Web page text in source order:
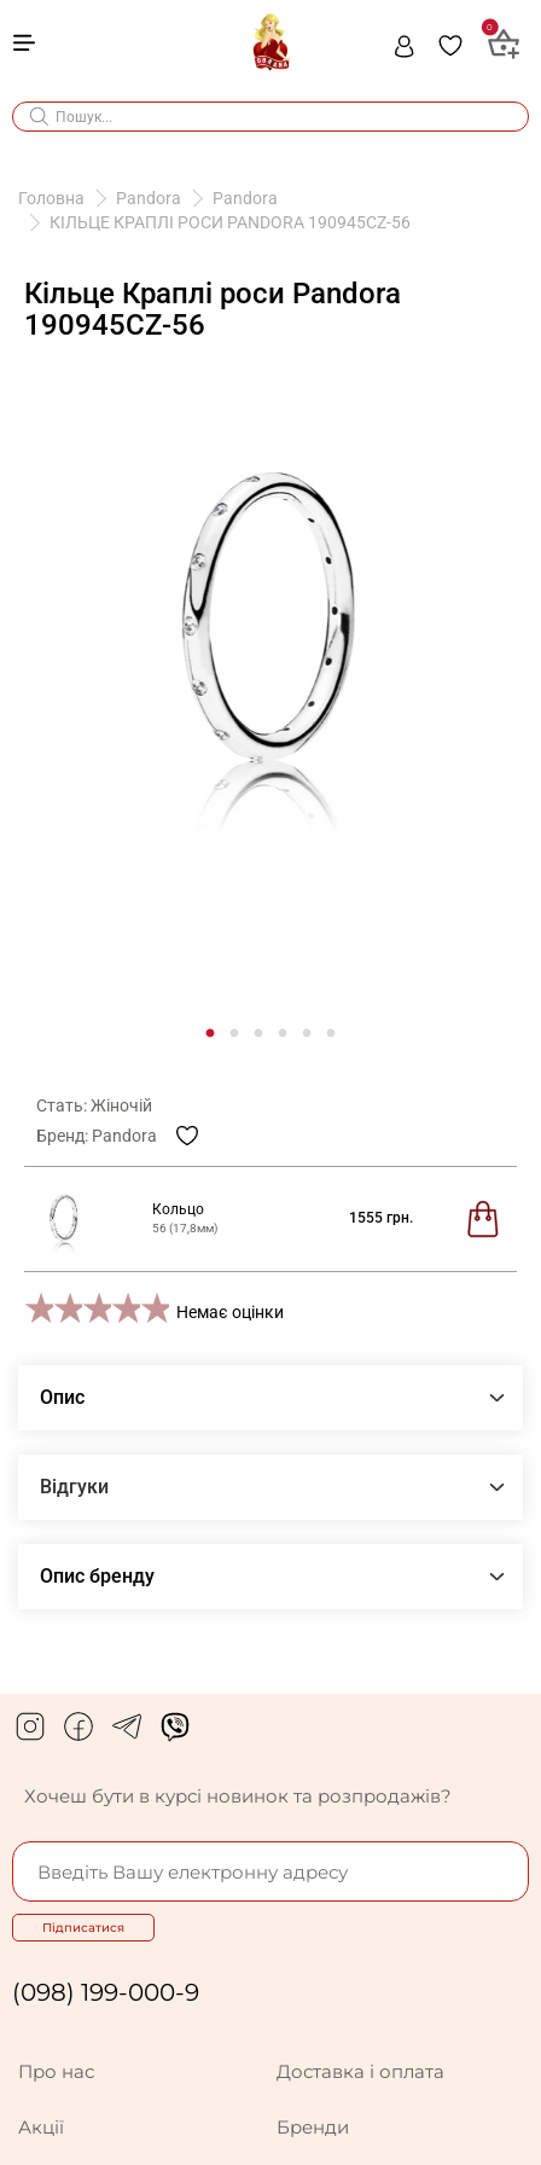
0
Головна Pandora
Pandora
КІЛЬЦЕ КРАПЛІ РОСИ PANDORA 190945CZ-56
Кільце Краплі роси Pandora
190945CZ-56
Стать: Жіночій
Бренд: Pandora
Кольцо
56 (17,8мм)
1555 грн.
5 stars
4 stars
3 stars
2 stars
1 star Немає оцінки
Опис
Відгуки
Опис бренду
Хочеш бути в курсі новинок та розпродажів?
Підписатися
(098) 199-000-9
Про нас Доставка і оплата
Акції Бренди